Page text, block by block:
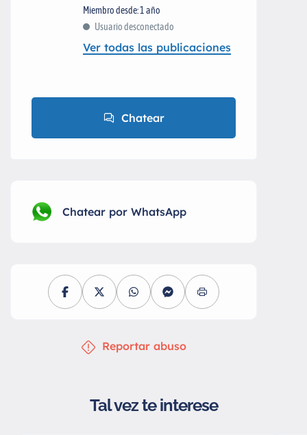
Miembro desde: 1 año
Usuario desconectado
Ver todas las publicaciones
Chatear
Chatear por WhatsApp
Reportar abuso
Tal vez te interese